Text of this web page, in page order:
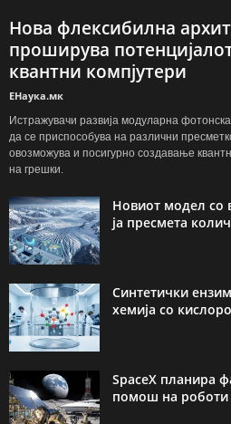
Нова флексибилна
проширува
квантни компјутери
ЕНаука.мк
Истражувачи развија модуларна
да се приспособува на различни
овозможува и посигурно создавање
на грешки.
Новиот модел со
ја пресмета
Синтетички
хемија со
SpaceX планира
помош на роботи